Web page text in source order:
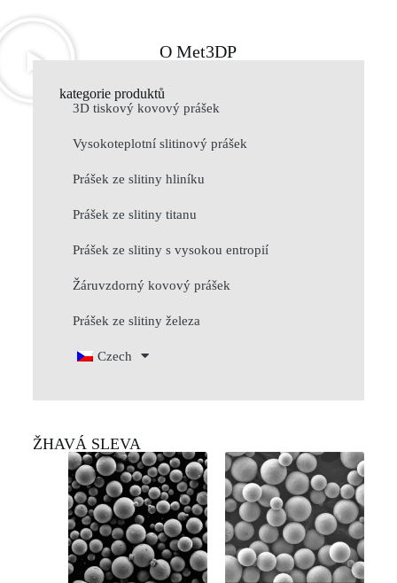
O Met3DP
kategorie produktů
3D tiskový kovový prášek
Vysokoteplotní slitinový prášek
Prášek ze slitiny hliníku
Prášek ze slitiny titanu
Prášek ze slitiny s vysokou entropií
Žáruvzdorný kovový prášek
Prášek ze slitiny železa
Czech
ŽHAVÁ SLEVA